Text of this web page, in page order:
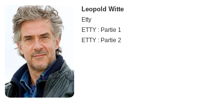
Leopold Witte
Etty
ETTY : Partie 1
ETTY : Partie 2